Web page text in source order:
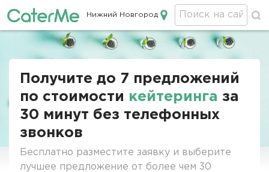
Кейтеринг в Нижнем Новгороде
Нижний Новгород
Получите до 7 предложений
по стоимости кейтеринга за
30 минут без телефонных
звонков
Бесплатно разместите заявку и выберите
лучшее предложение от более чем 30